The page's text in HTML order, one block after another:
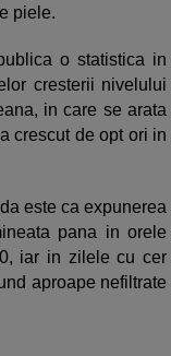
piele.
o statistica in
cresterii nivelului
in care se arata
crescut de opt ori in
este ca expunerea
pana in orele
iar in zilele cu cer
aproape nefiltrate